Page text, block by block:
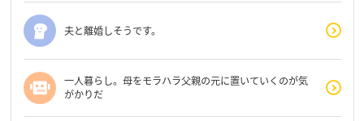
夫と離婚しそうです。
一人暮らし。母をモラハラ父親の元に置いていくのが気
がかりだ